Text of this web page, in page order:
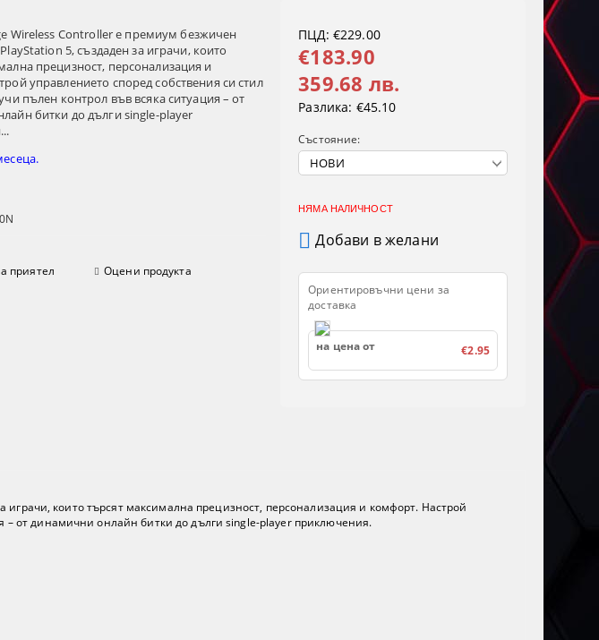
Wireless Controller е премиум безжичен
5, създаден за играчи, които
прецизност, персонализация и
управлението според собствения си стил
пълен контрол във всяка ситуация – от
битки до дълги single-player
приятел
Оцени продукта
ПЦД: €229.00
€183.90
359.68 лв.
Разлика: €45.10
Състояние:
НЯМА НАЛИЧНОСТ
Добави в желани
Ориентировъчни цени за
доставка
на цена от €2.95
които търсят максимална прецизност, персонализация и комфорт. Настрой
– от динамични онлайн битки до дълги single-player приключения.